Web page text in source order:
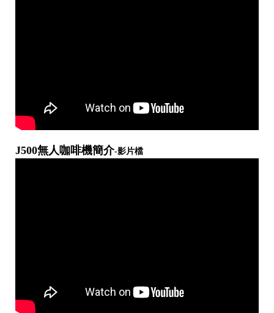
J500無人咖啡機簡介-影片檔